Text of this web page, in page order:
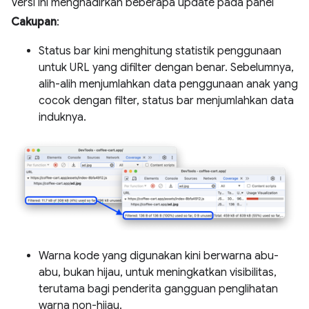
Versi ini menghadirkan beberapa update pada panel
Cakupan:
Status bar kini menghitung statistik penggunaan
untuk URL yang difilter dengan benar. Sebelumnya,
alih-alih menjumlahkan data penggunaan anak yang
cocok dengan filter, status bar menjumlahkan data
induknya.
Warna kode yang digunakan kini berwarna abu-
abu, bukan hijau, untuk meningkatkan visibilitas,
terutama bagi penderita gangguan penglihatan
warna non-hijau.